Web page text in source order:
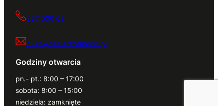
667 000 084
biuro@dealerszamocin.pl
Godziny otwarcia
pn.- pt.: 8:00 – 17:00
sobota: 8:00 – 15:00
niedziela: zamknięte